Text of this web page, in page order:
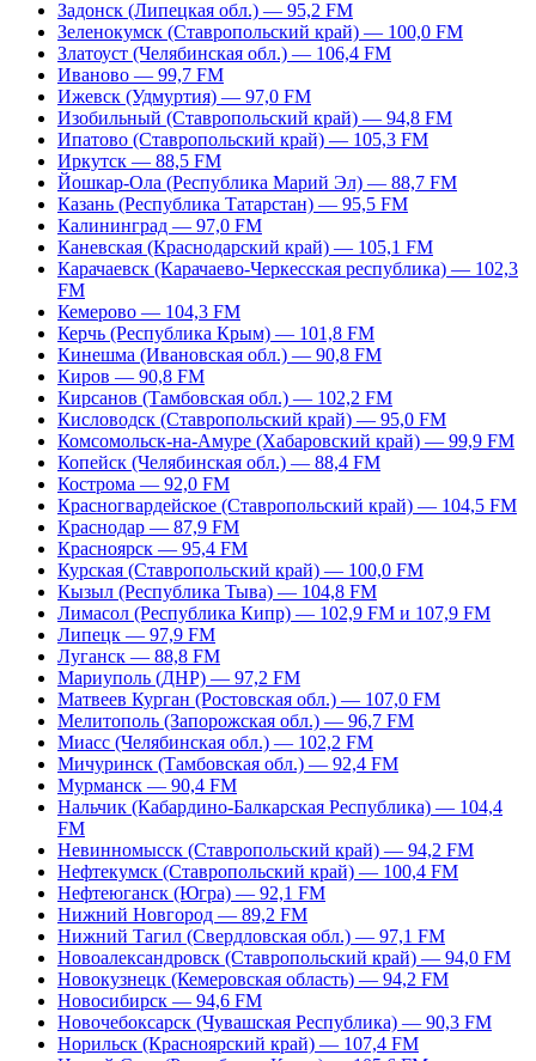
Задонск (Липецкая обл.) — 95,2 FM
Зеленокумск (Ставропольский край) — 100,0 FM
Златоуст (Челябинская обл.) — 106,4 FM
Иваново — 99,7 FM
Ижевск (Удмуртия) — 97,0 FM
Изобильный (Ставропольский край) — 94,8 FM
Ипатово (Ставропольский край) — 105,3 FM
Иркутск — 88,5 FM
Йошкар-Ола (Республика Марий Эл) — 88,7 FM
Казань (Республика Татарстан) — 95,5 FM
Калининград — 97,0 FM
Каневская (Краснодарский край) — 105,1 FM
Карачаевск (Карачаево-Черкесская республика) — 102,3
FM
Кемерово — 104,3 FM
Керчь (Республика Крым) — 101,8 FM
Кинешма (Ивановская обл.) — 90,8 FM
Киров — 90,8 FM
Кирсанов (Тамбовская обл.) — 102,2 FM
Кисловодск (Ставропольский край) — 95,0 FM
Комсомольск-на-Амуре (Хабаровский край) — 99,9 FM
Копейск (Челябинская обл.) — 88,4 FM
Кострома — 92,0 FM
Красногвардейское (Ставропольский край) — 104,5 FM
Краснодар — 87,9 FM
Красноярск — 95,4 FM
Курская (Ставропольский край) — 100,0 FM
Кызыл (Республика Тыва) — 104,8 FM
Лимасол (Республика Кипр) — 102,9 FM и 107,9 FM
Липецк — 97,9 FM
Луганск — 88,8 FM
Мариуполь (ДНР) — 97,2 FM
Матвеев Курган (Ростовская обл.) — 107,0 FM
Мелитополь (Запорожская обл.) — 96,7 FM
Миасс (Челябинская обл.) — 102,2 FM
Мичуринск (Тамбовская обл.) — 92,4 FM
Мурманск — 90,4 FM
Нальчик (Кабардино-Балкарская Республика) — 104,4
FM
Невинномысск (Ставропольский край) — 94,2 FM
Нефтекумск (Ставропольский край) — 100,4 FM
Нефтеюганск (Югра) — 92,1 FM
Нижний Новгород — 89,2 FM
Нижний Тагил (Свердловская обл.) — 97,1 FM
Новоалександровск (Ставропольский край) — 94,0 FM
Новокузнецк (Кемеровская область) — 94,2 FM
Новосибирск — 94,6 FM
Новочебоксарск (Чувашская Республика) — 90,3 FM
Норильск (Красноярский край) — 107,4 FM